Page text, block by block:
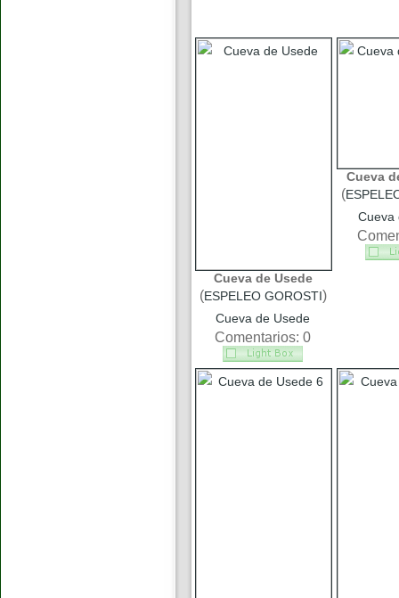
Cueva de Usede
(ESPELEO GOROSTI)
Cueva de Usede
Comentarios: 0
Cueva
(
Cueva